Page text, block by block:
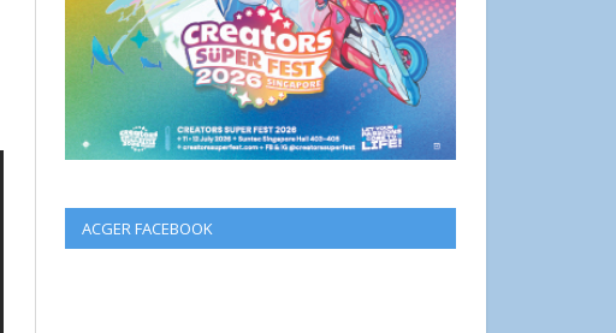
ACGER FACEBOOK